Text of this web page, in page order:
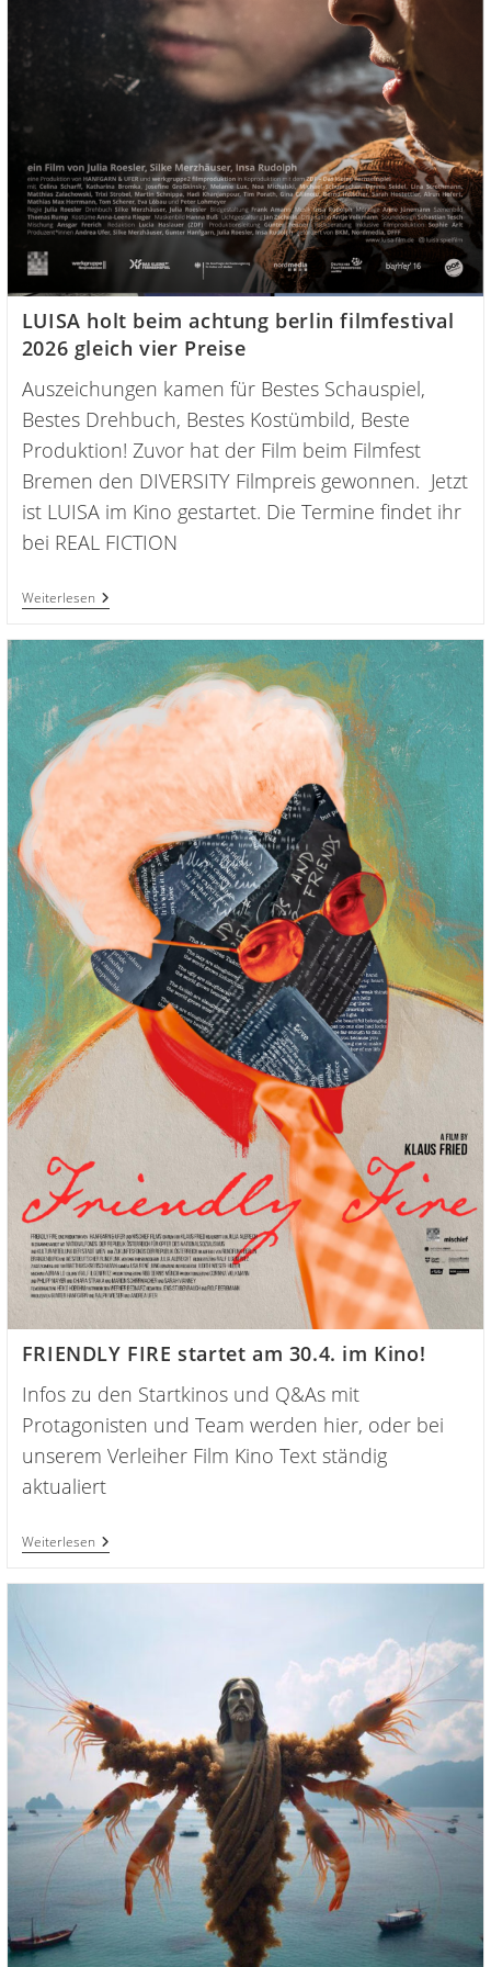
LUISA holt beim achtung berlin filmfestival
2026 gleich vier Preise
Auszeichungen kamen für Bestes Schauspiel,
Bestes Drehbuch, Bestes Kostümbild, Beste
Produktion! Zuvor hat der Film beim Filmfest
Bremen den DIVERSITY Filmpreis gewonnen. Jetzt
ist LUISA im Kino gestartet. Die Termine findet ihr
bei REAL FICTION
WeiterlesenLUISA
Holt
Achtung
Berlin
Filmfestival
2026
Gleich
Vier
Preise
FRIENDLY FIRE startet am 30.4. im Kino!
Infos zu den Startkinos und Q&As mit
Protagonisten und Team werden hier, oder bei
unserem Verleiher Film Kino Text ständig
aktualiert
WeiterlesenFRIENDLY
FIRE